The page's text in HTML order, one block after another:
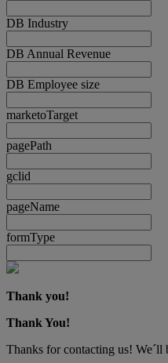
DB Industry
DB Annual Revenue
DB Employee size
marketoTarget
pagePath
gclid
pageName
formType
Thank you!
Thank You!
Thanks for contacting us! We´ll